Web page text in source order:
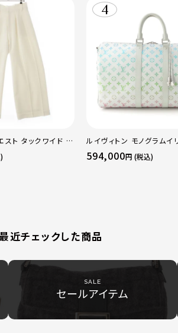
ト タックワイド パ
ホワイト 0
ルイヴィトン モノグラムイ
ーポルバンドリエール45
グ M13915 マルチカラー
594,000円 (税込)
最近チェックした商品
SALE
セールアイテム